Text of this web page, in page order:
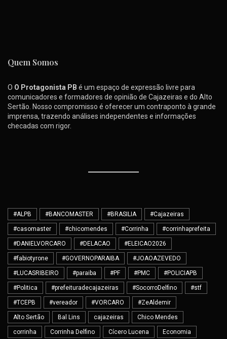
Quem Somos
O O Protagonista PB é um espaço de expressão livre para
comunicadores e formadores de opinião de Cajazeiras e do Alto
Sertão. Nosso compromisso é oferecer um contraponto à grande
imprensa, trazendo análises independentes e informações
checadas com rigor.
#ALPB #BANCOMASTER #BRASILIA #Cajazeiras
#casomaster #chicomendes #Corrinha #corrinhaprefeita
#DANIELVORCARO #DELACAO #ELEICAO2026
#fabiotyrone #GOVERNOPARAIBA #JOAOAZEVEDO
#LUCASRIBEIRO #paraiba #PF #PMC #POLICIAPB
#Politica #prefeituradecajazeiras #SocorroDelfino #stf
#TCEPB #vereador #VORCARO #ZeAldemir
Alto Sertão Bal Lins cajazeiras Chico Mendes
corrinha Corrinha Delfino Cícero Lucena Economia